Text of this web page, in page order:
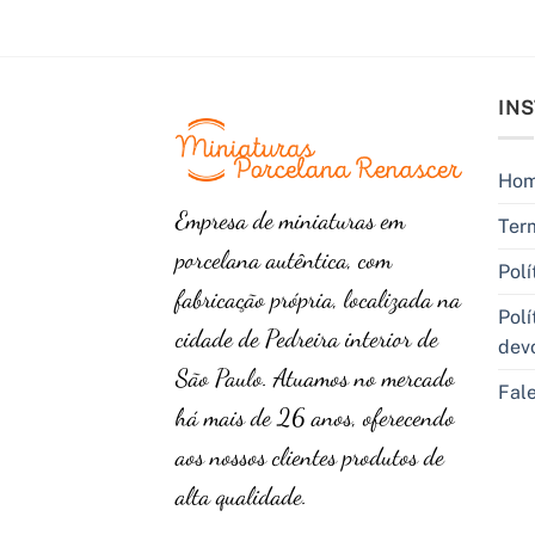
Empresa de miniaturas em
porcelana autêntica, com
fabricação própria, localizada na
cidade de Pedreira interior de
São Paulo. Atuamos no mercado
há mais de 26 anos, oferecendo
aos nossos clientes produtos de
alta qualidade.